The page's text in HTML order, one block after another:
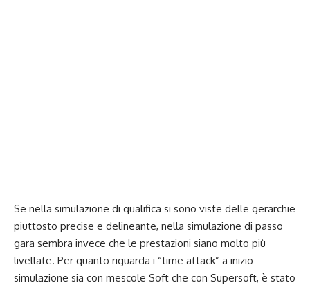
Se nella simulazione di qualifica si sono viste delle gerarchie
piuttosto precise e delineante, nella simulazione di passo
gara sembra invece che le prestazioni siano molto più
livellate. Per quanto riguarda i “time attack” a inizio
simulazione sia con mescole Soft che con Supersoft, è stato